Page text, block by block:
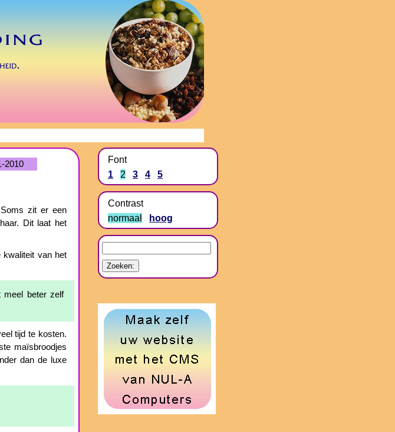
2010
zit er een
Dit laat het
kwaliteit van het
meel beter zelf
tijd te kosten.
maïsbroodjes
dan de luxe
Font
1
2 3 4 5
Contrast
normaal
hoog